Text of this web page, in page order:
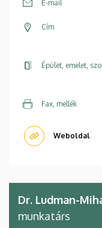
E-mail
Cím
Épület, emelet,
Fax, mellék
Weboldal
Dr. Ludman-
munkatárs